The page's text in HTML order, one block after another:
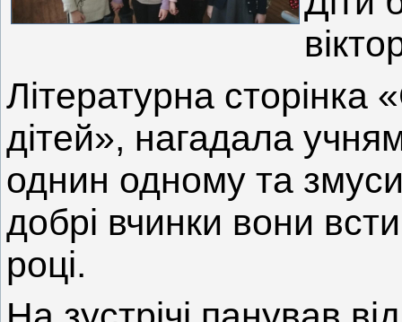
Літературна сторінка
дітей», нагадала
однин одному та
добрі вчинки вони
році.